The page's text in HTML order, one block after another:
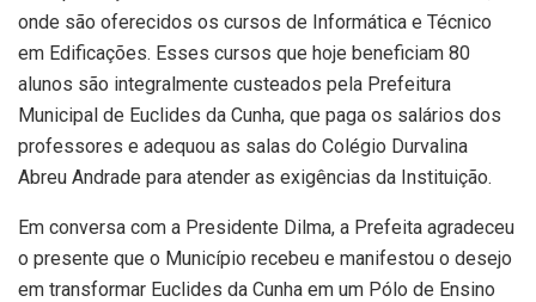
onde são oferecidos os cursos de Informática e Técnico
em Edificações. Esses cursos que hoje beneficiam 80
alunos são integralmente custeados pela Prefeitura
Municipal de Euclides da Cunha, que paga os salários dos
professores e adequou as salas do Colégio Durvalina
Abreu Andrade para atender as exigências da Instituição.
Em conversa com a Presidente Dilma, a Prefeita agradeceu
o presente que o Município recebeu e manifestou o desejo
em transformar Euclides da Cunha em um Pólo de Ensino